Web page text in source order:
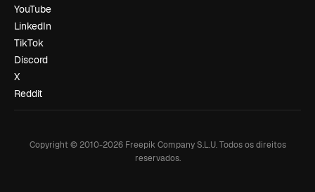
YouTube
LinkedIn
TikTok
Discord
X
Reddit
Copyright © 2010-2026Freepik Company S.L.U. Todos os direitos
reservados.